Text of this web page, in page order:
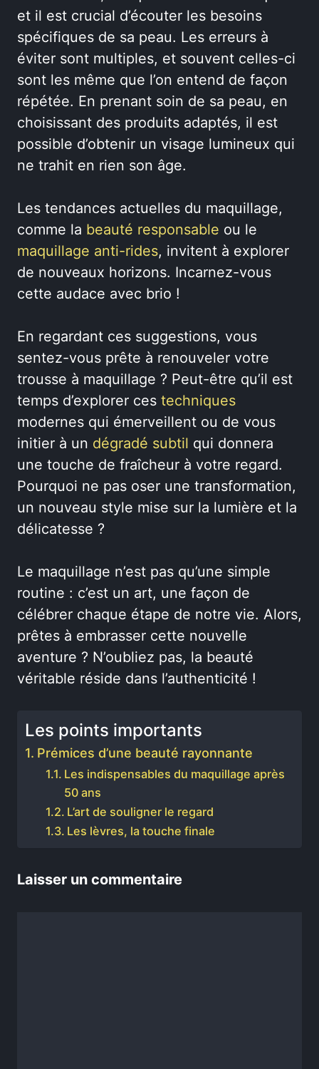
et il est crucial d’écouter les besoins
spécifiques de sa peau. Les erreurs à
éviter sont multiples, et souvent celles-ci
sont les même que l’on entend de façon
répétée. En prenant soin de sa peau, en
choisissant des produits adaptés, il est
possible d’obtenir un visage lumineux qui
ne trahit en rien son âge.
Les tendances actuelles du maquillage,
comme la beauté responsable ou le
maquillage anti-rides, invitent à explorer
de nouveaux horizons. Incarnez-vous
cette audace avec brio !
En regardant ces suggestions, vous
sentez-vous prête à renouveler votre
trousse à maquillage ? Peut-être qu’il est
temps d’explorer ces techniques
modernes qui émerveillent ou de vous
initier à un dégradé subtil qui donnera
une touche de fraîcheur à votre regard.
Pourquoi ne pas oser une transformation,
un nouveau style mise sur la lumière et la
délicatesse ?
Le maquillage n’est pas qu’une simple
routine : c’est un art, une façon de
célébrer chaque étape de notre vie. Alors,
prêtes à embrasser cette nouvelle
aventure ? N’oubliez pas, la beauté
véritable réside dans l’authenticité !
Les points importants
Prémices d’une beauté rayonnante
Les indispensables du maquillage après
50 ans
L’art de souligner le regard
Les lèvres, la touche finale
Laisser un commentaire